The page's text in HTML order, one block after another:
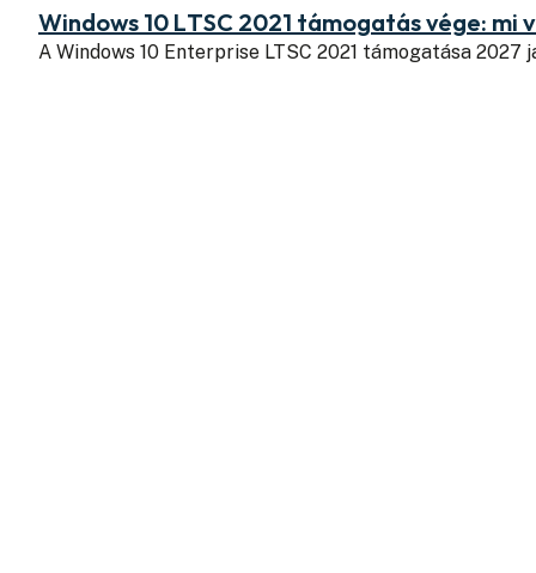
Windows 10 LTSC 2021 támogatás vége: mi
A Windows 10 Enterprise LTSC 2021 támogatása 2027